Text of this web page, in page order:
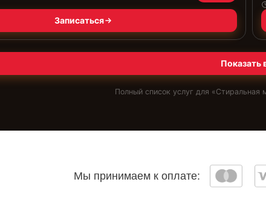
Записаться
Показать
Полный список услуг для «Стиральная
Мы принимаем к оплате: